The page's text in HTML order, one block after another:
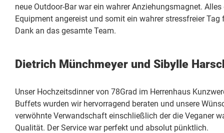
neue Outdoor-Bar war ein wahrer Anziehungsmagnet.
Equipment angereist und somit ein wahrer stressfreier
Dank an das gesamte Team.
Dietrich Münchmeyer und Sibylle
Unser Hochzeitsdinner von 78Grad im Herrenhaus
Buffets wurden wir hervorragend beraten und unsere
verwöhnte Verwandschaft einschließlich der die Veganer
Qualität. Der Service war perfekt und absolut pünktlich.